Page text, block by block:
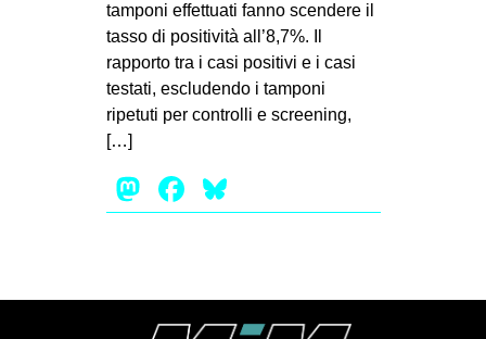
tamponi effettuati fanno scendere il
tasso di positività all’8,7%. Il
rapporto tra i casi positivi e i casi
testati, escludendo i tamponi
ripetuti per controlli e screening,
[…]
Mastodon
Facebook